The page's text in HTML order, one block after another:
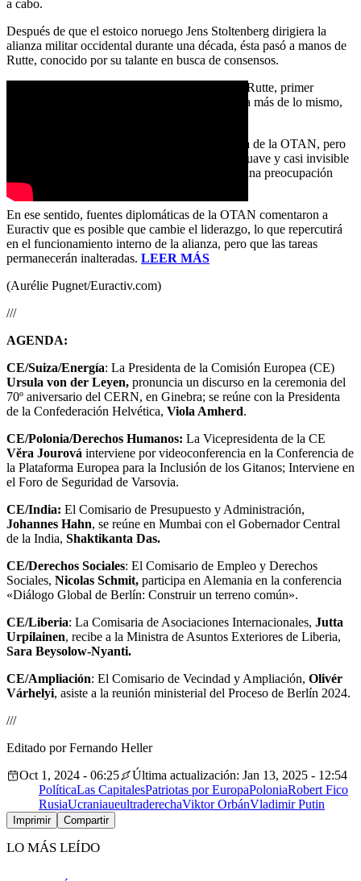
a cabo.
Después de que el estoico noruego Jens Stoltenberg dirigiera la
alianza militar occidental durante una década, ésta pasó a manos de
Rutte, conocido por su talante en busca de consensos.
Fuentes diplomáticas de la OTAN esperan que Rutte, primer
ministro de Países Bajos durante 13 años, «haga más de lo mismo,
No está prevista una revisión a fondo de la tarea de la OTAN, pero
Rutte debe asegurarse de que la transición sea suave y casi invisible
para el ojo inexperto, ya que la continuidad es una preocupación
clave para todos los aliados militares.
En ese sentido, fuentes diplomáticas de la OTAN comentaron a
Euractiv que es posible que cambie el liderazgo, lo que repercutirá
en el funcionamiento interno de la alianza, pero que las tareas
permanecerán inalteradas. LEER MÁS
(Aurélie Pugnet/Euractiv.com)
///
AGENDA:
CE/Suiza/Energía: La Presidenta de la Comisión Europea (CE)
Ursula von der Leyen, pronuncia un discurso en la ceremonia del
70º aniversario del CERN, en Ginebra; se reúne con la Presidenta
de la Confederación Helvética, Viola Amherd.
CE/Polonia/Derechos Humanos: La Vicepresidenta de la CE
Vĕra Jourová interviene por videoconferencia en la Conferencia de
la Plataforma Europea para la Inclusión de los Gitanos; Interviene en
el Foro de Seguridad de Varsovia.
CE/India: El Comisario de Presupuesto y Administración,
Johannes Hahn, se reúne en Mumbai con el Gobernador Central
de la India, Shaktikanta Das.
CE/Derechos Sociales: El Comisario de Empleo y Derechos
Sociales, Nicolas Schmit, participa en Alemania en la conferencia
«Diálogo Global de Berlín: Construir un terreno común».
CE/Liberia: La Comisaria de Asociaciones Internacionales, Jutta
Urpilainen, recibe a la Ministra de Asuntos Exteriores de Liberia,
Sara Beysolow-Nyanti.
CE/Ampliación: El Comisario de Vecindad y Ampliación, Olivér
Várhelyi, asiste a la reunión ministerial del Proceso de Berlín 2024.
///
Editado por Fernando Heller
Oct 1, 2024 - 06:25
Última actualización: Jan 13, 2025 - 12:54
PolíticaLas CapitalesPatriotas por EuropaPoloniaRobert Fico
RusiaUcraniaueultraderechaViktor OrbánVladimir Putin
Imprimir Compartir
LO MÁS LEÍDO